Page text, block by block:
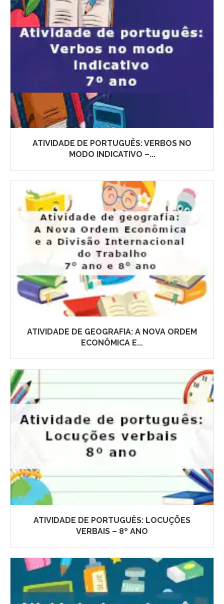
ATIVIDADE DE PORTUGUÊS: VERBOS NO
MODO INDICATIVO –...
ATIVIDADE DE GEOGRAFIA: A NOVA ORDEM
ECONÔMICA E...
ATIVIDADE DE PORTUGUÊS: LOCUÇÕES
VERBAIS – 8º ANO